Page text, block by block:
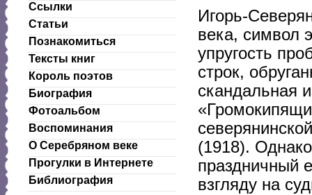
Ссылки
Статьи
Познакомиться
Тексты книг
Король поэтов
Биография
Фотоальбом
Воспоминания
О Серебряном веке
Прогулки в Интернете
Библиография
Игорь-
века, символ
упругость
строк,
скандальная
(1918).
праздничный
взгляду на